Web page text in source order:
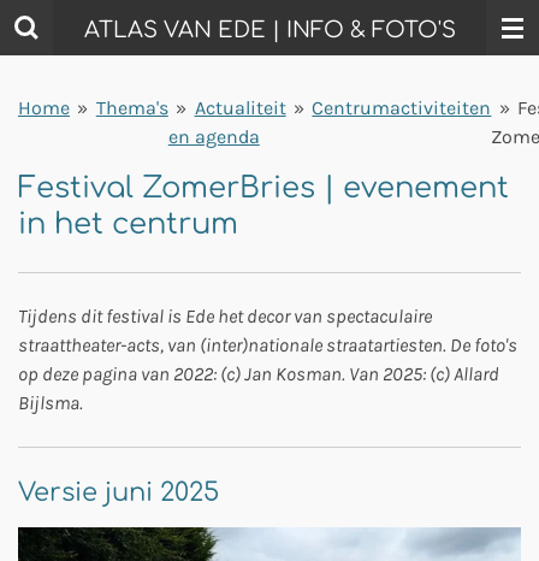
Ga
direct
de
ATLAS VAN EDE | INFO & FOTO'S
Home » Thema's » Actualiteit
en agenda
» Centrumactiviteiten »
Festival ZomerBries | evenement
in het centrum
Tijdens dit festival is Ede het decor van spectaculaire
straattheater-acts, van (inter)nationale straatartiesten. De foto's
op deze pagina van 2022: (c) Jan Kosman. Van 2025: (c) Allard
Bijlsma.
Versie juni 2025